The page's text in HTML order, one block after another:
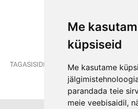
Me
küpsiseid
Me kasutame
parandada teie
meie veebisaidil,
TAGASISIDE Arenda lugemisoskust